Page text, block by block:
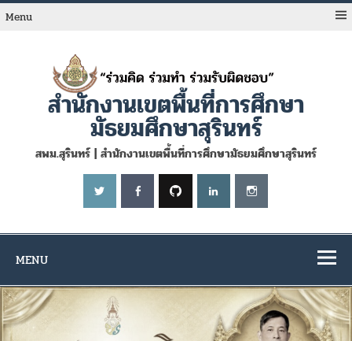
Skip
toMenu
สำนักงานเขตพื้นที่การศึกษา
มัธยมศึกษาสุรินทร์
สพม.สุรินทร์ | สำนักงานเขตพื้นที่การศึกษามัธยมศึกษาสุรินทร์
MENU